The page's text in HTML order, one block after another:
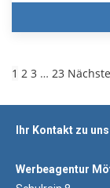
1 2 3 … 23
Ihr Kontakt zu uns
Werbeagentur